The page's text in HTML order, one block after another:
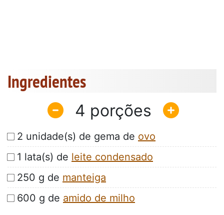
Ingredientes
4
2 unidade(s) de gema de ovo
1 lata(s) de leite condensado
250 g de manteiga
600 g de amido de milho